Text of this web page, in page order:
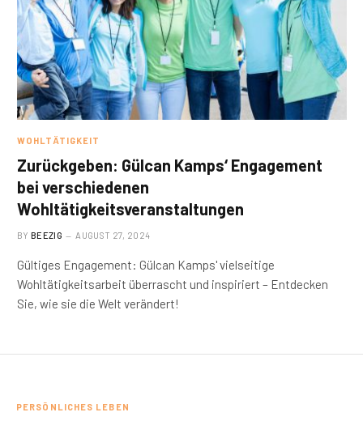
WOHLTÄTIGKEIT
Zurückgeben: Gülcan Kamps‘ Engagement
bei verschiedenen
Wohltätigkeitsveranstaltungen
BY BEEZIG AUGUST 27, 2024
Gültiges Engagement: Gülcan Kamps' vielseitige
Wohltätigkeitsarbeit überrascht und inspiriert – Entdecken
Sie, wie sie die Welt verändert!
PERSÖNLICHES LEBEN